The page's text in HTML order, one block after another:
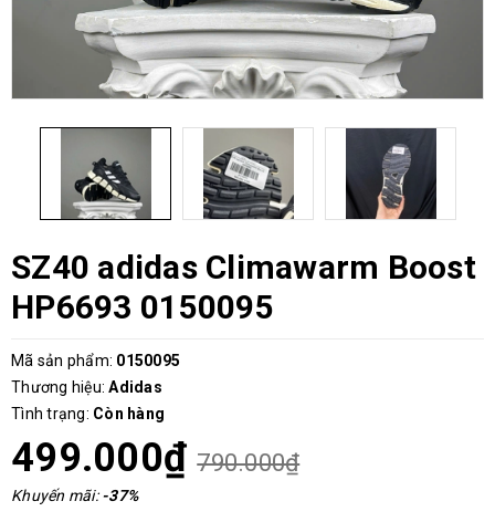
SZ40 adidas Climawarm Boost
HP6693 0150095
Mã sản phẩm: 0150095
Thương hiệu: Adidas
Tình trạng: Còn hàng
499.000₫ 790.000₫
Khuyến mãi:-37%